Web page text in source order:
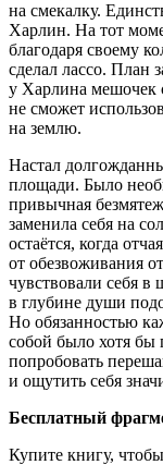
на смекалку.
Харлин. На тот
благодаря своему
сделал лассо. План
у Харлина мешочек
не сможет
на землю.
Настал
площади. Было
привычная
заменила себя на
остаётся, когда
от обезвоживания
чувствовали себя в
в глубине души
Но обязанностью
собой было хотя бы
попробовать
и ощутить себя
Бесплатный
Купите книгу,